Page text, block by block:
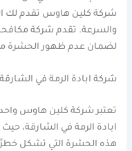
شركة كلين هاوس تقدم لك
والسرعة. تقدم شركة
لضمان عدم ظهور الحشرة
شركة ابادة الرمة في الشارقة
تعتبر شركة كلين هاوس
ابادة الرمة في الشارقة،
هذه الحشرة التي تشكل خطرًا